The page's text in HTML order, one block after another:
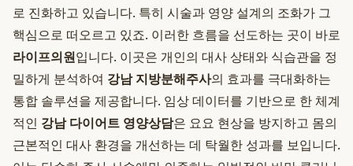
로 진화하고 있습니다. 특히 시술과 영양 설계의 조화가 그
핵심으로 떠오르고 있죠. 이러한 흐름을 선도하는 곳이 바로
라이프의원입니다. 이곳은 개인의 대사 상태와 식습관을 정
밀하게 분석하여 강남 지방분해주사의 효과를 극대화하는
통합 솔루션을 제공합니다. 임상 데이터를 기반으로 한 체계
적인 강남 다이어트 영양상담은 요요 현상을 방지하고 몸의
근본적인 대사 환경을 개선하는 데 탁월한 성과를 보입니다.